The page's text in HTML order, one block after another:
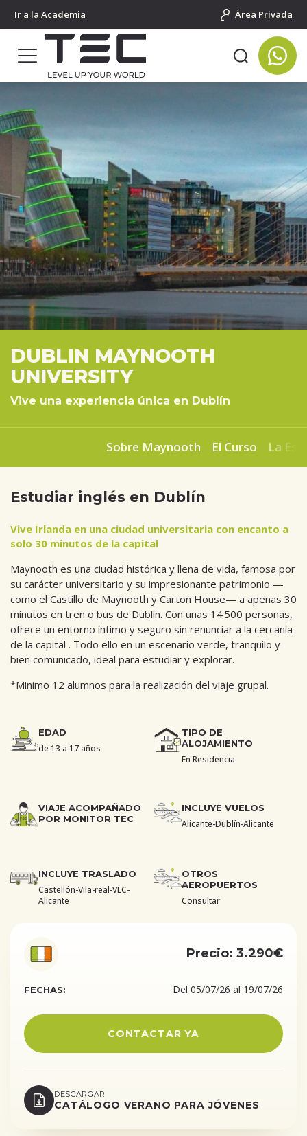
Ir a la Academia Área Privada
Portada
Salidas grupales al extranjero
DUBLIN MAYNOOTH
UNIVERSITY
Vive una experiencia única en Dublín
Sobre Maynooth El Curso La
Estudiar inglés en Dublín
Vive Irlanda en una ciudad universitaria con encanto a
solo 30 minutos de la capital
Maynooth es una ciudad histórica y llena de vida, famosa por
su carácter universitario y su impresionante patrimonio —
como el Castillo de Maynooth y Carton House— a apenas 30
minutos en tren o bus de Dublín. Con unas 14 500 personas,
ofrece un entorno íntimo y seguro sin renunciar a la cercanía
de la capital . Todo ello en un escenario verde, tranquilo y
bien comunicado, ideal para estudiar y explorar.
*Minimo 12 alumnos para la realización del viaje grupal.
EDAD
de 13 a 17 años
TIPO DE
ALOJAMIENTO
En Residencia
VIAJE ACOMPAÑADO
POR MONITOR TEC
INCLUYE VUELOS
Alicante-Dublín-Alicante
INCLUYE TRASLADO
Castellón-Vila-real-VLC-
Alicante
OTROS
AEROPUERTOS
Consultar
Precio: 3.290€
FECHAS: Del 05/07/26 al 19/07/26
CONTACTAR YA
DESCARGAR
CATÁLOGO VERANO PARA JÓVENES